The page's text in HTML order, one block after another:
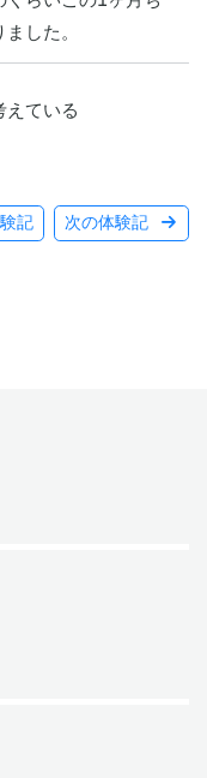
した。
えている
記 次の体験記